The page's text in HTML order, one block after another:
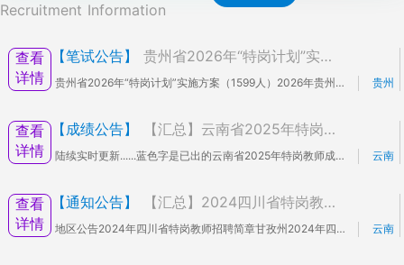
Recruitment Information
查看
详情
【笔试公告】 贵州省2026年“特岗计划”实施细则（汇总）
贵州省2026年“特岗计划”实施方案（1599人）2026年贵州特岗报名入口点击快速进入招聘地区县/区招聘人数招聘公告详情贵阳市41花溪区202026贵州贵阳花溪区特岗计划教师招聘20人乌当区212026贵州贵阳乌当区特岗教师招聘21人遵义市291红花岗区812026年遵义市红花岗区中央特岗教师招聘汇川区502026贵州遵义市汇川区特岗计划教师招聘50人播州区902026贵州遵义市播州区中央特岗计划教师招聘90人新蒲新区502026年贵州遵义市新蒲新区中央特岗计划教师招聘50人习水县202026贵州遵义习水县中央特岗计划教师招聘20人六盘水市169盘州市992026年贵州六盘水盘州市特岗计划招 贵州
查看
详情
【成绩公告】 【汇总】云南省2025年特岗教师成绩-复审-面试-汇总
陆续实时更新......蓝色字是已出的云南省2025年特岗教师成绩-复审-面试【汇总】序号州市县区招聘人数成绩资格复审-面试公告时间1曲靖市富源县50成绩资格复审公告8.6复审面试待定2昭通市昭阳区100成绩资格复审公告8.4复审面试待定永善县20成绩资格复审公告8月8日复审8月9日面试镇雄县208成绩资格复审公告8月9日面试说课3保山市隆阳区120隆阳区资格复审公告8.6复审8.8面试说课腾冲市40腾冲市资格复审公告8.4复审面试待定4德宏州芒市59芒市成绩公示芒市面试公告8.5复审8.8面试说课盈江县60盈江县成绩公示8月6日复审8月12日面试说课、专业测试陇川县25陇川县成绩公示资格复审 云南
查看
详情
【通知公告】 【汇总】2024四川省特岗教师公告汇总
地区公告2024年四川省特岗教师招聘简章甘孜州2024年四川省甘孜州特岗教师招聘简章 云南